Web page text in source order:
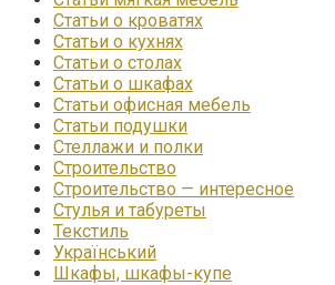
Статьи о кроватях
Статьи о кухнях
Статьи о столах
Статьи о шкафах
Статьи офисная мебель
Статьи подушки
Стеллажи и полки
Строительство
Строительство — интересное
Стулья и табуреты
Текстиль
Український
Шкафы, шкафы-купе